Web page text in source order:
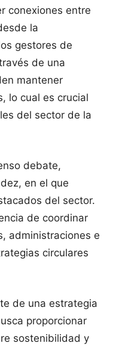
conexiones entre
la
gestores de
de una
mantener
lo cual es crucial
del sector de la
debate,
en el que
del sector.
de coordinar
administraciones e
circulares
de una estrategia
proporcionar
sostenibilidad y